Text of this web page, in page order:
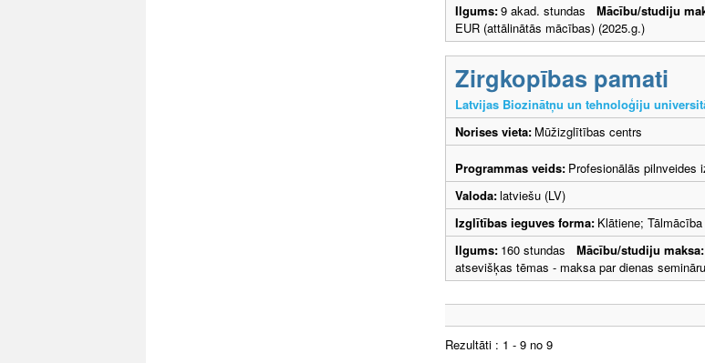
Ilgums:9 akad. stundas Mācību/studiju
EUR (attālinātās mācības) (2025.g.)
Zirgkopības pamati
Latvijas Biozinātņu un tehnoloģiju
Norises vieta: Mūžizglītības centrs
Programmas veids: Profesionālās pilnveides
Valoda:latviešu (LV)
Izglītības ieguves forma: Klātiene; Tālmācība
Ilgums: 160 stundas Mācību/studiju maksa:
atsevišķas tēmas - maksa par dienas
Rezultāti : 1 - 9 no 9